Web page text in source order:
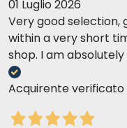
01 Luglio 2026
Very good selection,
within a very short
shop. I am absolutely
Acquirente verificato